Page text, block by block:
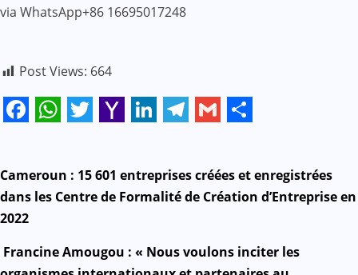
via WhatsApp+86 16695017248
Post Views: 664
N
a
v
Cameroun : 15 601 entreprises créées et enregistrées
dans les Centre de Formalité de Création d’Entreprise en
2022
Francine Amougou : « Nous voulons inciter les